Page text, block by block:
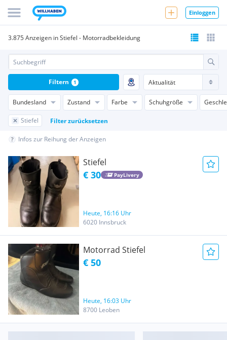
Einloggen
3.875 Anzeigen in Stiefel - Motorradbekleidung
Bundesland Zustand Farbe Schuhgröße
Stiefel Filter zurücksetzen
Filtern 1
Infos zur Reihung der Anzeigen
Stiefel
€ 30 PayLivery
Heute, 16:16 Uhr
6020 Innsbruck
Motorrad Stiefel
€ 50
Heute, 16:03 Uhr
8700 Leoben